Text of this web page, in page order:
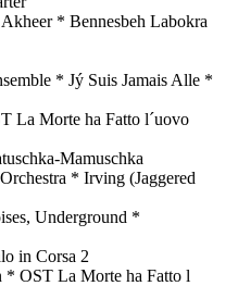
* Bennesbeh Labokra
* Jý Suis Jamais Alle *
La Morte ha Fatto l´uovo
Mamuschka
* Irving (Jaggered
Underground *
in Corsa 2
* OST La Morte ha Fatto l